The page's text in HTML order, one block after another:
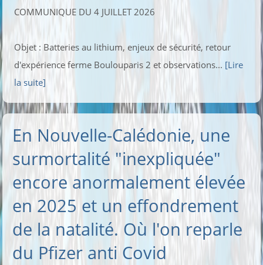
COMMUNIQUE DU 4 JUILLET 2026
Objet : Batteries au lithium, enjeux de sécurité, retour
d'expérience ferme Boulouparis 2 et observations... [Lire
la suite]
En Nouvelle-Calédonie, une
surmortalité "inexpliquée"
encore anormalement élevée
en 2025 et un effondrement
de la natalité. Où l'on reparle
du Pfizer anti Covid